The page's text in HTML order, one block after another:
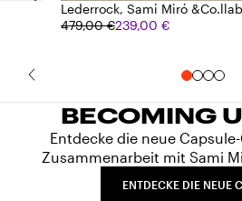
Lederrock, Sami Miró
479,00 €239,00 €
BECOMING
Entdecke die neue
Zusammenarbeit mit Sami
ENTDECKE DIE NEUE